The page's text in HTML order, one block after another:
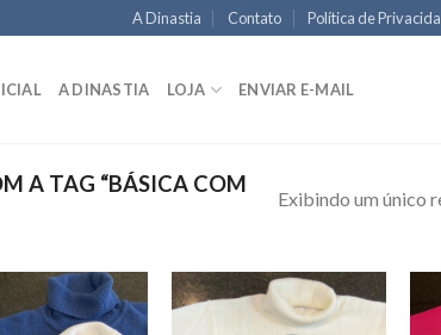
A Dinastia Contato Política de
A DINASTIA LOJA ENVIAR E-MAIL
A TAG “BÁSICA COM
Exibindo um único